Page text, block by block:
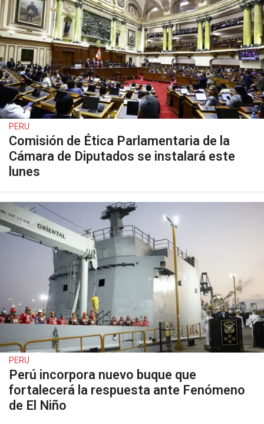
PERU
Comisión de Ética Parlamentaria de la
Cámara de Diputados se instalará este
lunes
PERU
Perú incorpora nuevo buque que
fortalecerá la respuesta ante Fenómeno
de El Niño